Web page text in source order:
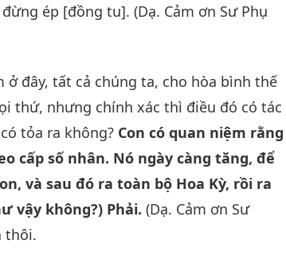
ép [đồng tu]. (Dạ. Cảm ơn Sư Phụ
đây, tất cả chúng ta, cho hòa bình thế
thứ, nhưng chính xác thì điều đó có tác
tỏa ra không? Con có quan niệm rằng
cấp số nhân. Nó ngày càng tăng, để
và sau đó ra toàn bộ Hoa Kỳ, rồi ra
vậy không?) Phải. (Dạ. Cảm ơn Sư
thôi.